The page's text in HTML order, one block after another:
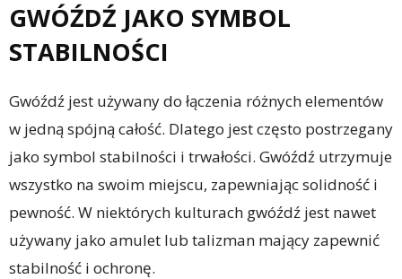
GWÓŹDŹ JAKO SYMBOL
STABILNOŚCI
Gwóźdź jest używany do łączenia różnych elementów
w jedną spójną całość. Dlatego jest często postrzegany
jako symbol stabilności i trwałości. Gwóźdź utrzymuje
wszystko na swoim miejscu, zapewniając solidność i
pewność. W niektórych kulturach gwóźdź jest nawet
używany jako amulet lub talizman mający zapewnić
stabilność i ochronę.